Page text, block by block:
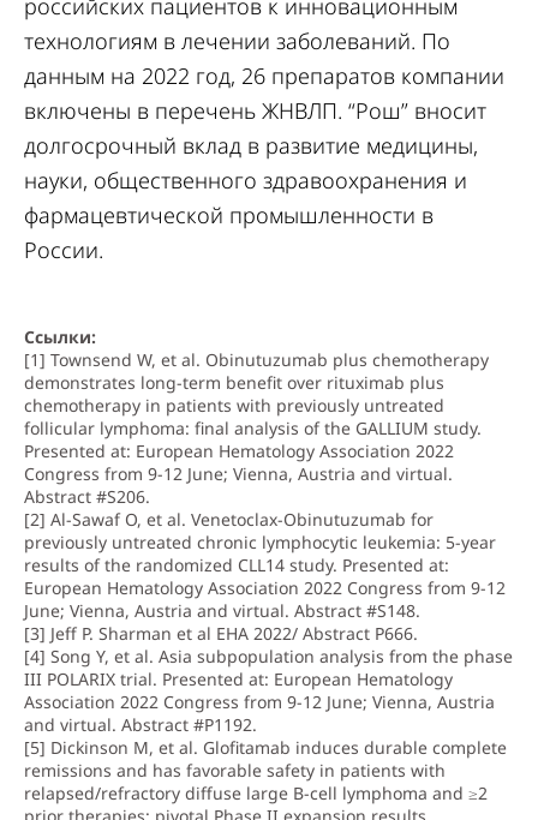
российских пациентов к инновационным
технологиям в лечении заболеваний. По
данным на 2022 год, 26 препаратов компании
включены в перечень ЖНВЛП. “Рош” вносит
долгосрочный вклад в развитие медицины,
науки, общественного здравоохранения и
фармацевтической промышленности в
России.
Ссылки:
[1] Townsend W, et al. Obinutuzumab plus chemotherapy
demonstrates long-term benefit over rituximab plus
chemotherapy in patients with previously untreated
follicular lymphoma: final analysis of the GALLIUM study.
Presented at: European Hematology Association 2022
Congress from 9-12 June; Vienna, Austria and virtual.
Abstract #S206.
[2] Al-Sawaf O, et al. Venetoclax-Obinutuzumab for
previously untreated chronic lymphocytic leukemia: 5-year
results of the randomized CLL14 study. Presented at:
European Hematology Association 2022 Congress from 9-12
June; Vienna, Austria and virtual. Abstract #S148.
[3] Jeff P. Sharman et al EHA 2022/ Abstract P666.
[4] Song Y, et al. Asia subpopulation analysis from the phase
III POLARIX trial. Presented at: European Hematology
Association 2022 Congress from 9-12 June; Vienna, Austria
and virtual. Abstract #P1192.
[5] Dickinson M, et al. Glofitamab induces durable complete
remissions and has favorable safety in patients with
relapsed/refractory diffuse large B-cell lymphoma and ≥2